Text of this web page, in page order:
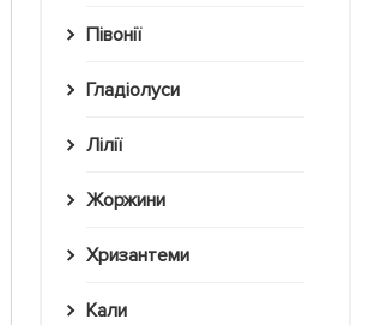
Півонії
Гладіолуси
Лілії
Жоржини
Хризантеми
Кали